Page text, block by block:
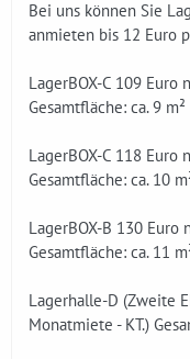
Bei uns können Sie
anmieten bis 12 Euro
LagerBOX-C 109 Euro
Gesamtfläche: ca. 9 m²
LagerBOX-C 118 Euro
Gesamtfläche: ca. 10
LagerBOX-B 130 Euro
Gesamtfläche: ca. 11
Lagerhalle-D (Zweite
Monatmiete - KT.)